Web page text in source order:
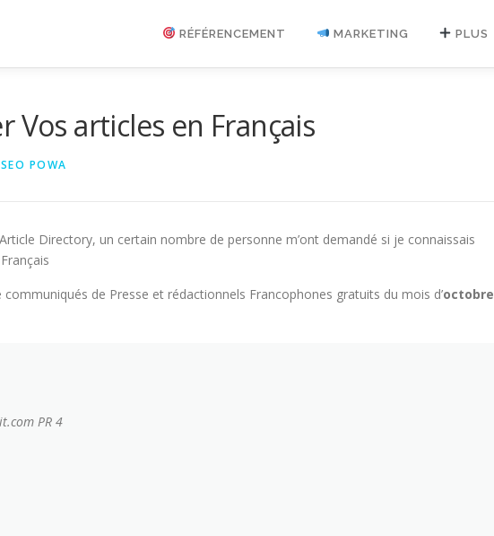
RÉFÉRENCEMENT MARKETING PLUS
Vos articles en Français
SEO POWA
Directory, un certain nombre de personne m’ont demandé si je connaissais
de Presse et rédactionnels Francophones gratuits du mois d’octobre
PR 4